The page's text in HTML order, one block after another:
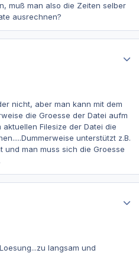
muß man also die Zeiten selber
ausrechnen?
nicht, aber man kann mit dem
die Groesse der Datei aufm
Filesize der Datei die
unterstützt z.B.
und man muss sich die Groesse
langsam und